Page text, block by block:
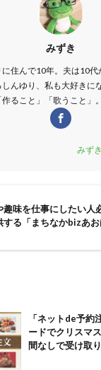
みずき
に住んで10年。夫は10
んゆり、私も大好きに
ること」「歌うこと」。
みず
趣味を仕事にしたい人
する「まちなかbizあお
「ネットde予約
ードでクリスマ
間なしで受け取り